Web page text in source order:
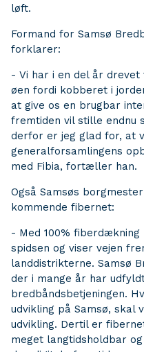
løft.
Formand for Samsø
forklarer:
- Vi har i en del år
øen fordi kobberet i
at give os en brugbar
fremtiden vil stille endnu
derfor er jeg glad for, at
generalforsamlingens
med Fibia, fortæller han.
Også Samsøs
kommende fibernet:
- Med 100%
spidsen og viser vejen
landdistrikterne. Samsø
der i mange år har
bredbåndsbetjeningen.
udvikling på Samsø, skal
udvikling. Dertil er
meget langtidsholdbar